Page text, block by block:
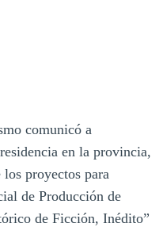
comunicó a
en la provincia,
proyectos para
de Producción de
de Ficción, Inédito”